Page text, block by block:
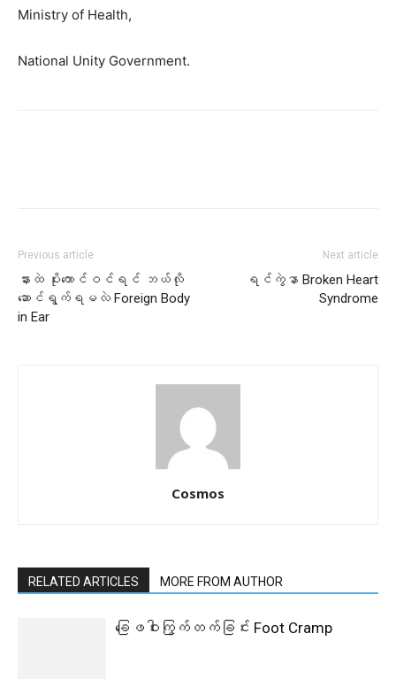
Ministry of Health,
National Unity Government.
Previous article
နားထဲ ပိုးကောင်ဝင်ရင် ဘယ်လို
ဆောင်ရွက်ရမလဲ Foreign Body
in Ear
Next article
ရင်ကွဲနာ Broken Heart
Syndrome
Cosmos
RELATED ARTICLES MORE FROM AUTHOR
ခြေဖဝါးကြွက်တက်ခြင်း Foot Cramp